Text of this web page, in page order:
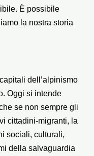
È possibile
la nostra storia
dell’alpinismo
Oggi si intende
se non sempre gli
cittadini-migranti, la
sociali, culturali,
della salvaguardia